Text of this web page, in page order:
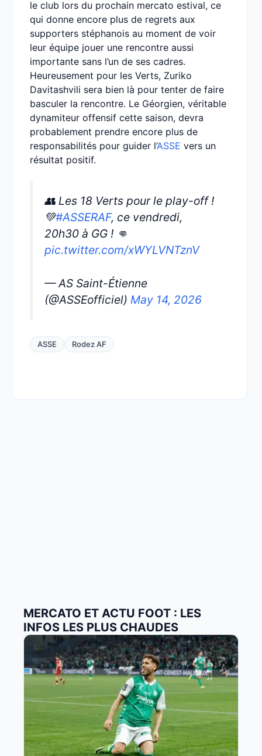
le club lors du prochain mercato estival, ce
qui donne encore plus de regrets aux
supporters stéphanois au moment de voir
leur équipe jouer une rencontre aussi
importante sans l’un de ses cadres.
Heureusement pour les Verts, Zuriko
Davitashvili sera bien là pour tenter de faire
basculer la rencontre. Le Géorgien, véritable
dynamiteur offensif cette saison, devra
probablement prendre encore plus de
responsabilités pour guider l’ASSE vers un
résultat positif.
👥 Les 18 Verts pour le play-off !
💚#ASSERAF, ce vendredi,
20h30 à GG ! 👊
pic.twitter.com/xWYLVNTznV
— AS Saint-Étienne
(@ASSEofficiel) May 14, 2026
ASSE Rodez AF
MERCATO ET ACTU FOOT : LES
INFOS LES PLUS CHAUDES